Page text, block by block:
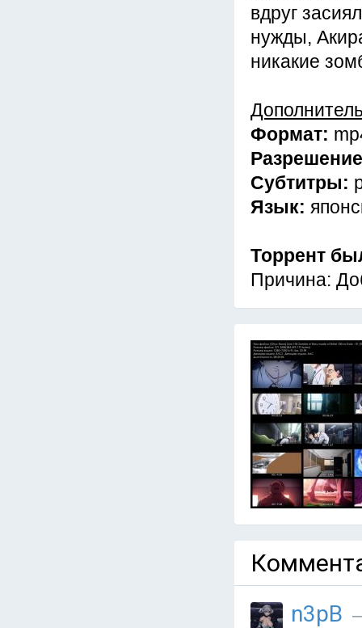
вдруг
нужды,
никакие
Формат:
Субтитры:
Язык:
Торрент
Причина:
n3pB